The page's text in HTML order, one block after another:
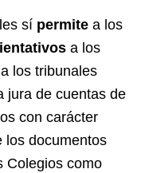
sí permite a los
a los
los tribunales
jura de cuentas de
con carácter
los documentos
Colegios como